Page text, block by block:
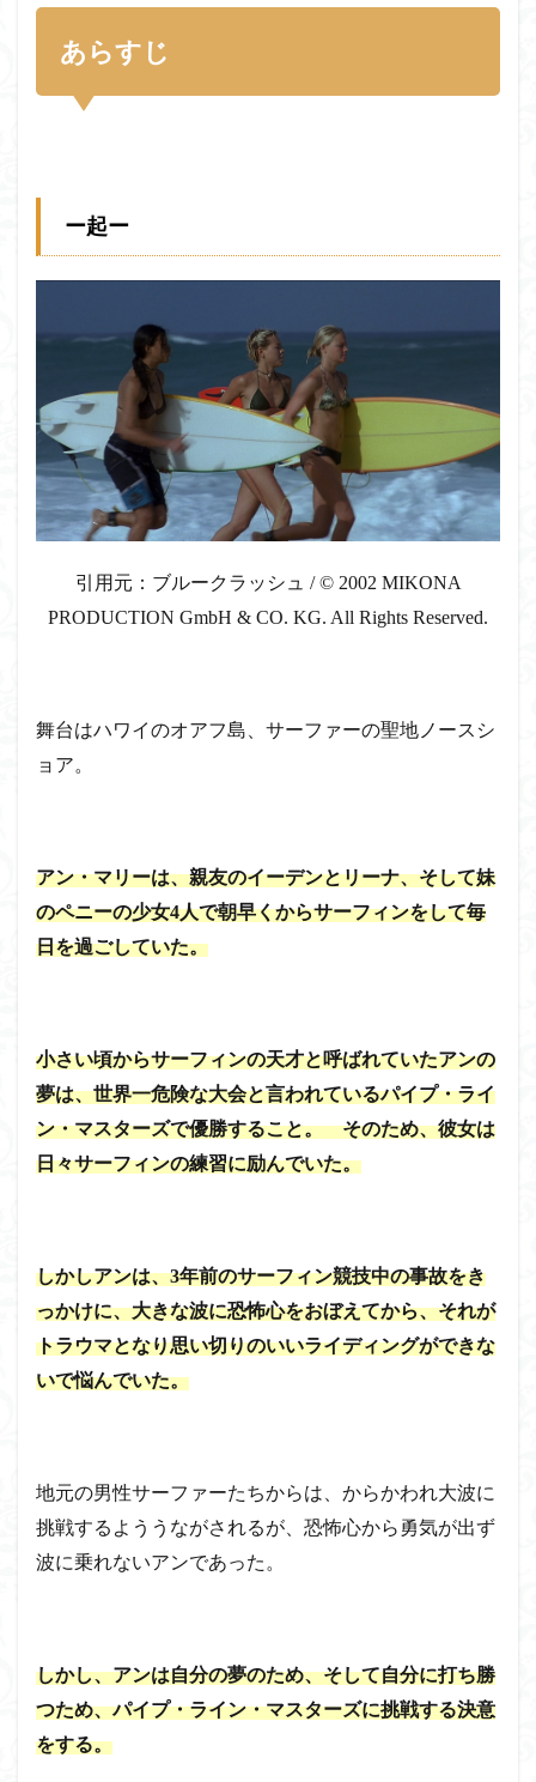
あらすじ
ー起ー
引用元：ブルークラッシュ /© 2002 MIKONA
PRODUCTION GmbH & CO. KG. All Rights Reserved.
舞台はハワイのオアフ島、サーファーの聖地ノースシ
ョア。
アン・マリーは、親友のイーデンとリーナ、そして妹
のペニーの少女4人で朝早くからサーフィンをして毎
日を過ごしていた。
小さい頃からサーフィンの天才と呼ばれていたアンの
夢は、世界一危険な大会と言われているパイプ・ライ
ン・マスターズで優勝すること。 そのため、彼女は
日々サーフィンの練習に励んでいた。
しかしアンは、3年前のサーフィン競技中の事故をき
っかけに、大きな波に恐怖心をおぼえてから、それが
トラウマとなり思い切りのいいライディングができな
いで悩んでいた。
地元の男性サーファーたちからは、からかわれ大波に
挑戦するよううながされるが、恐怖心から勇気が出ず
波に乗れないアンであった。
しかし、アンは自分の夢のため、そして自分に打ち勝
つため、パイプ・ライン・マスターズに挑戦する決意
をする。